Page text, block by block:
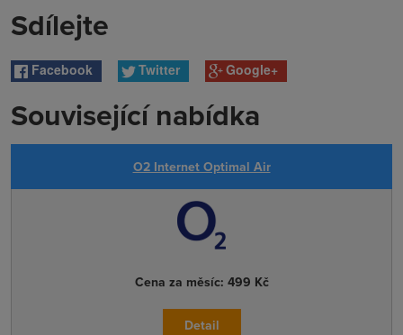
Sdílejte
Facebook Twitter Google+
Související nabídka
O2 Internet Optimal Air
Cena za měsíc: 499 Kč
Detail